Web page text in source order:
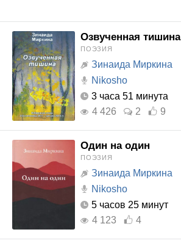
Озвученная тишина
ПОЭЗИЯ
Зинаида Миркина
Nikosho
3 часа 51 минута
4 426
2 9
Один на один
ПОЭЗИЯ
Зинаида Миркина
Nikosho
5 часов 25 минут
4 123
4